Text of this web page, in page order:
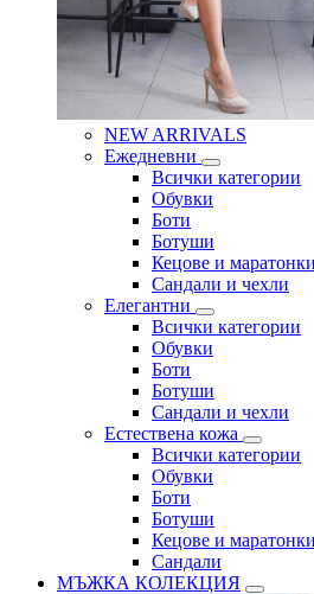
NEW ARRIVALS
Ежедневни
Всички категории
Обувки
Боти
Ботуши
Кецове и маратонки
Сандали и чехли
Елегантни
Всички категории
Обувки
Боти
Ботуши
Сандали и чехли
Естествена кожа
Всички категории
Обувки
Боти
Ботуши
Кецове и маратонки
Сандали
МЪЖКА КОЛЕКЦИЯ